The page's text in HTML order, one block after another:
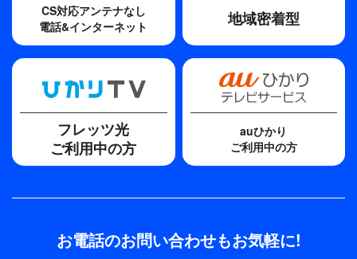
CS対応アンテナなし
電話&インターネット
地域密着型
フレッツ光
ご利用中の方
auひかり
ご利用中の方
お電話のお問い合わせもお気軽に!